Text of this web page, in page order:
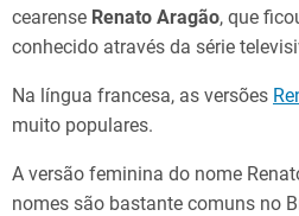
cearense Renato Aragão, que
conhecido através da série
Na língua francesa, as versões
muito populares.
A versão feminina do nome
nomes são bastante comuns no